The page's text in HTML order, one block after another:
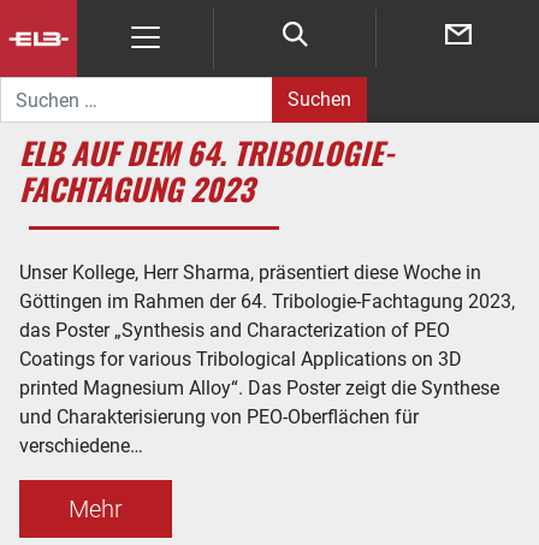
Suche nach:
ELB AUF DEM 64. TRIBOLOGIE-
FACHTAGUNG 2023
Unser Kollege, Herr Sharma, präsentiert diese Woche in
Göttingen im Rahmen der 64. Tribologie-Fachtagung 2023,
das Poster „Synthesis and Characterization of PEO
Coatings for various Tribological Applications on 3D
printed Magnesium Alloy“. Das Poster zeigt die Synthese
und Charakterisierung von PEO-Oberflächen für
verschiedene…
Mehr